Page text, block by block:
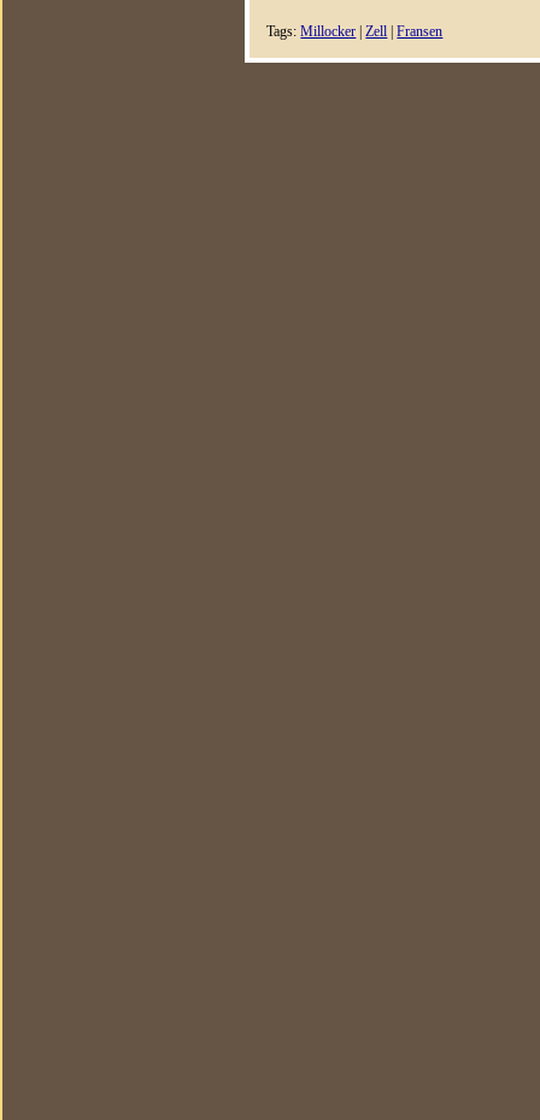
Tags:Millocker |Zell |Fransen